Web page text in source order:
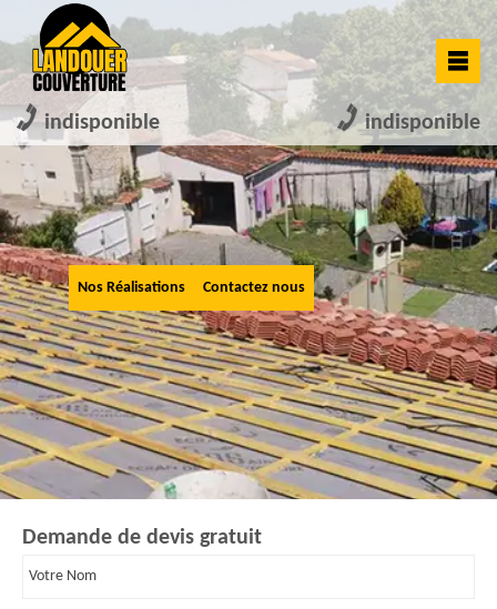
indisponible indisponible
Nos Réalisations Contactez nous
Demande de devis gratuit